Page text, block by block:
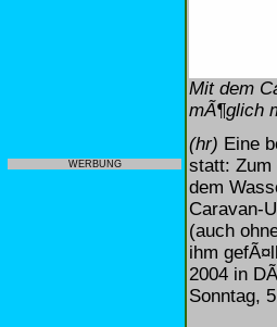
WERBUNG
Mit dem
mÃ¶glich
(hr) Eine
statt: Zum
dem
Caravan-
(auch
ihm
2004 in
Sonntag,